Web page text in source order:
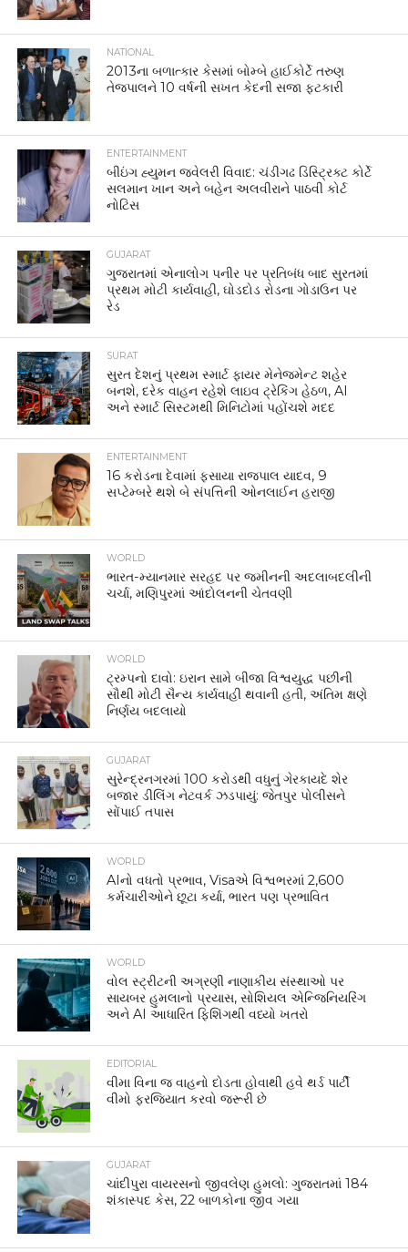
NATIONAL
2013ના બળાત્કાર કેસમાં બોમ્બે હાઈકોર્ટે તરુણ
તેજપાલને 10 વર્ષની સખત કેદની સજા ફટકારી
ENTERTAINMENT
બીઇંગ હ્યુમન જ્વેલરી વિવાદ: ચંડીગઢ ડિસ્ટ્રિક્ટ કોર્ટે
સલમાન ખાન અને બહેન અલવીરાને પાઠવી કોર્ટ
નોટિસ
GUJARAT
ગુજરાતમાં એનાલોગ પનીર પર પ્રતિબંધ બાદ સુરતમાં
પ્રથમ મોટી કાર્યવાહી, ઘોડદોડ રોડના ગોડાઉન પર
રેડ
SURAT
સુરત દેશનું પ્રથમ સ્માર્ટ ફાયર મેનેજમેન્ટ શહેર
બનશે, દરેક વાહન રહેશે લાઇવ ટ્રેકિંગ હેઠળ, AI
અને સ્માર્ટ સિસ્ટમથી મિનિટોમાં પહોંચશે મદદ
ENTERTAINMENT
16 કરોડના દેવામાં ફસાયા રાજપાલ યાદવ, 9
સપ્ટેમ્બરે થશે બે સંપત્તિની ઓનલાઈન હરાજી
WORLD
ભારત-મ્યાનમાર સરહદ પર જમીનની અદલાબદલીની
ચર્ચા, મણિપુરમાં આંદોલનની ચેતવણી
WORLD
ટ્રમ્પનો દાવો: ઇરાન સામે બીજા વિશ્વયુદ્ધ પછીની
સૌથી મોટી સૈન્ય કાર્યવાહી થવાની હતી, અંતિમ ક્ષણે
નિર્ણય બદલાયો
GUJARAT
સુરેન્દ્રનગરમાં 100 કરોડથી વધુનું ગેરકાયદે શેર
બજાર ડીલિંગ નેટવર્ક ઝડપાયું: જેતપુર પોલીસને
સોંપાઈ તપાસ
WORLD
AIનો વધતો પ્રભાવ, Visaએ વિશ્વભરમાં 2,600
કર્મચારીઓને છૂટા કર્યા, ભારત પણ પ્રભાવિત
WORLD
વોલ સ્ટ્રીટની અગ્રણી નાણાકીય સંસ્થાઓ પર
સાયબર હુમલાનો પ્રયાસ, સોશિયલ એન્જિનિયરિંગ
અને AI આધારિત ફિશિંગથી વધ્યો ખતરો
EDITORIAL
વીમા વિના જ વાહનો દોડતા હોવાથી હવે થર્ડ પાર્ટી
વીમો ફરજિયાત કરવો જરૂરી છે
GUJARAT
ચાંદીપુરા વાયરસનો જીવલેણ હુમલો: ગુજરાતમાં 184
શંકાસ્પદ કેસ, 22 બાળકોના જીવ ગયા